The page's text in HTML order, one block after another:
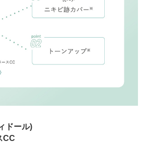
ドール)
CC